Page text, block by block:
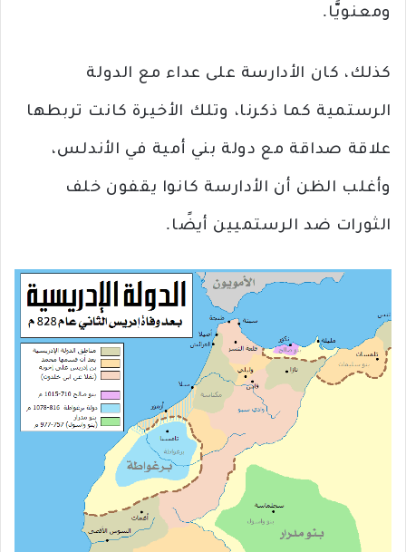
ومعنويًّا.
كذلك، كان الأدارسة على عداء مع الدولة
الرستمية كما ذكرنا، وتلك الأخيرة كانت تربطها
علاقة صداقة مع دولة بني أمية في الأندلس،
وأغلب الظن أن الأدارسة كانوا يقفون خلف
الثورات ضد الرستميين أيضًا.